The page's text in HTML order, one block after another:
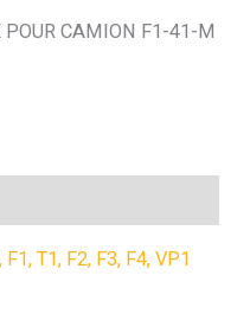
POUR CAMION F1-41-M
T1, F2, F3, F4, VP1